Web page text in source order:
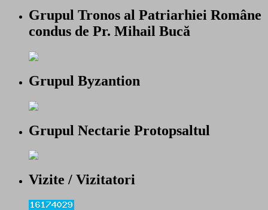
Grupul Tronos al Patriarhiei Române
condus de Pr. Mihail Bucă
Grupul Byzantion
Grupul Nectarie Protopsaltul
Vizite / Vizitatori